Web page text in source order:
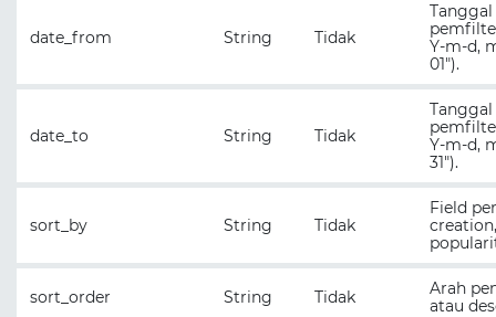
date_from String Tidak
Y-m-d,
01").
date_to String Tidak
Y-m-d,
31").
sort_by String Tidak
Field
sort_order String Tidak
Arah
atau